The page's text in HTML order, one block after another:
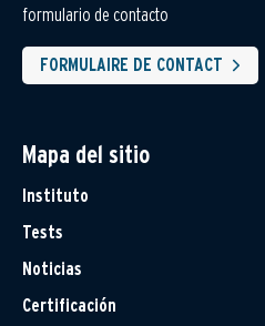
formulario de contacto
FORMULAIRE DE CONTACT
Mapa del sitio
Instituto
Tests
Noticias
Certificación